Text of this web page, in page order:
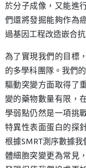
於分子成像，又能進
們還將發掘能夠作為
過基因工程改造嵌合
為了實現我們的目標
的多學科團隊。我們
驅動突變方面取得了
變的藥物數量有限，
學弱點仍然是一項挑
特異性表面蛋白的探
根據SMRT測序數據
體細胞突變更為常見